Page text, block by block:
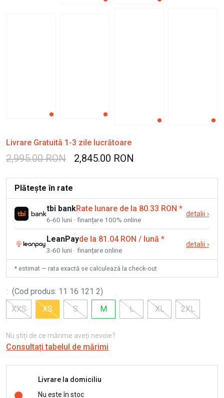
Livrare Gratuită 1-3 zile lucrătoare
2,995.00 RON 2,845.00 RON
Plătește în rate
tbi bankRate lunare de la 80.33 RON *
6-60 luni · finanțare 100% online
detalii ›
LeanPayde la 81.04 RON / lună *
3-60 luni · finanțare online
detalii ›
* estimat — rata exactă se calculează la check-out
: (Cod produs: 11 16 121 2)
XXS
XS S M L XL 2XL
Nu știți de ce mărime aveți nevoie?
Consultați tabelul de mărimi
Livrare la domiciliu
Nu este în stoc